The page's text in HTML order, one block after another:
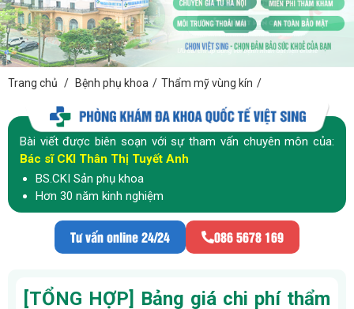
Trang chủ / Bệnh phụ khoa / Thẩm mỹ vùng kín /
Bài viết được biên soạn với sự tham vấn chuyên môn của:
Bác sĩ CKI Thân Thị Tuyết Anh
BS.CKI Sản phụ khoa
Hơn 30 năm kinh nghiệm
Tư vấn online 24/24 086 5678 169
[TỔNG HỢP] Bảng giá chi phí thẩm